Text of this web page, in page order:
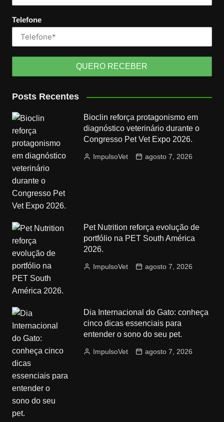
Telefone
Posts Recentes
Bioclin reforça protagonismo em
diagnóstico veterinário durante o
Congresso Pet Vet Expo 2026.
ImpulsoVet agosto 7, 2026
Pet Nutrition reforça evolução de
portfólio na PET South América
2026.
ImpulsoVet agosto 7, 2026
Dia Internacional do Gato: conheça
cinco dicas essenciais para
entender o sono do seu pet.
ImpulsoVet agosto 7, 2026